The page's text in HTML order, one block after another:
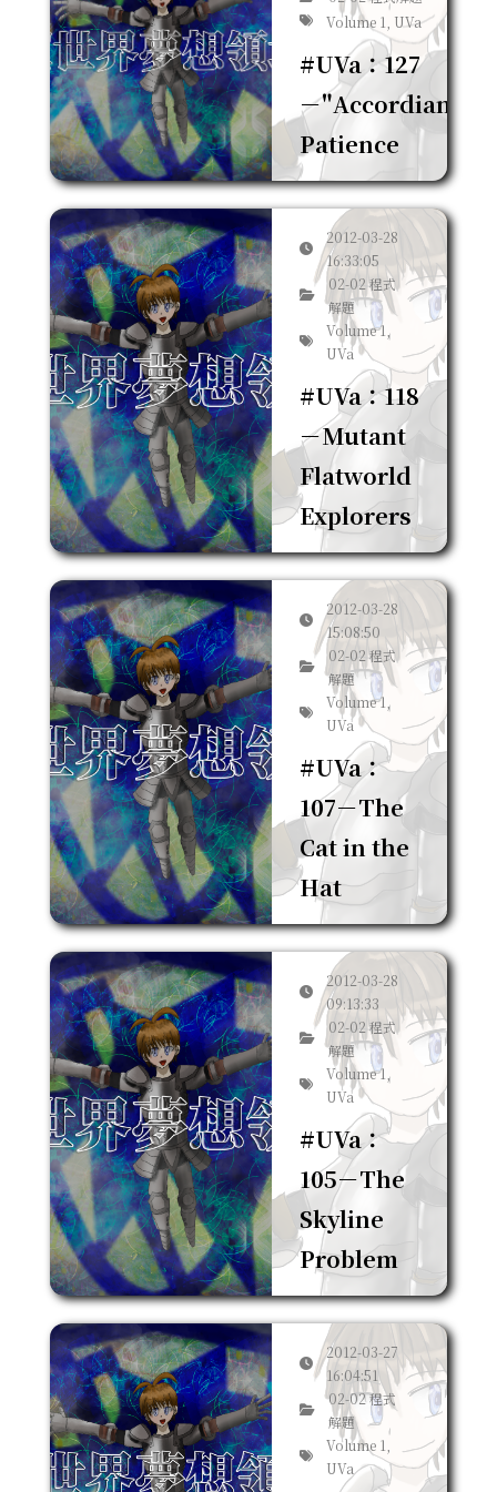
Volume 1, UVa
#UVa：127
－"Accordian"
Patience
2012-03-28
16:33:05
02-02 程式
解題
Volume 1,
UVa
#UVa：118
－Mutant
Flatworld
Explorers
2012-03-28
15:08:50
02-02 程式
解題
Volume 1,
UVa
#UVa：
107－The
Cat in the
Hat
2012-03-28
09:13:33
02-02 程式
解題
Volume 1,
UVa
#UVa：
105－The
Skyline
Problem
2012-03-27
16:04:51
02-02 程式
解題
Volume 1,
UVa